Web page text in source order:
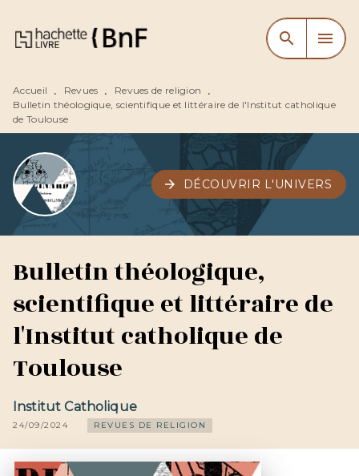
MENU RECHERCHE
CONTENU
search menu
Accueil • Revues • Revues de religion
•
Bulletin théologique, scientifique et littéraire de l'Institut catholique
de Toulouse
arrow_forward DÉCOUVRIR L'UNIVERS
Bulletin théologique,
scientifique et littéraire de
l'Institut catholique de
Toulouse
Institut Catholique
24/09/2024 REVUES DE RELIGION